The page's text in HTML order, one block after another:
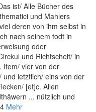
ist/ Alle Bücher des
und Mahlers
deren von ihm selbst in
nach seinem todt in
oder
und Richtscheit/ in
Item/ vier von der
letztlich/ eins von der
[et]c. Allen
... nützlich und
Mehr